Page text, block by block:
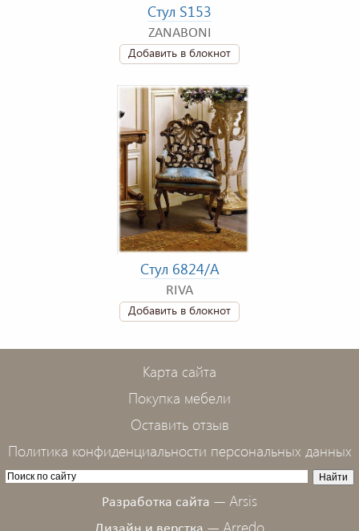
Стул S153
ZANABONI
Добавить в блокнот
Стул 6824/A
RIVA
Добавить в блокнот
Карта сайта
Покупка мебели
Оставить отзыв
Политика конфиденциальности персональных данных
Разработка сайта — Arsis
Arredo